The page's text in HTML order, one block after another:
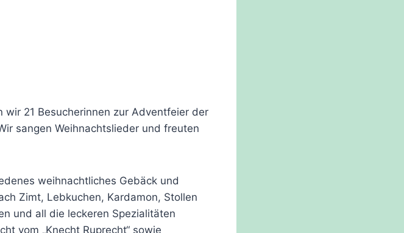
21 Besucherinnen zur Adventfeier der
sangen Weihnachtslieder und freuten
weihnachtliches Gebäck und
Zimt, Lebkuchen, Kardamon, Stollen
und all die leckeren Spezialitäten
vom „Knecht Ruprecht“ sowie